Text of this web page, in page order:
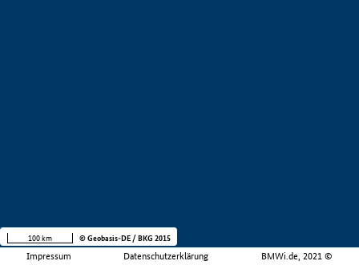
Impressum Datenschutzerklärung BMWi.de, 2021 ©
100 km © Geobasis-DE / BKG 2015